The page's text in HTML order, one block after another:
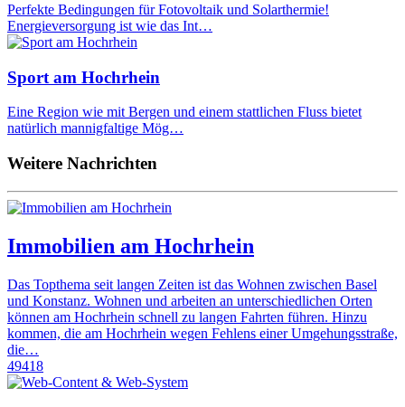
Perfekte Bedingungen für Fotovoltaik und Solarthermie!
Energieversorgung ist wie das Int…
Sport am Hochrhein
Eine Region wie mit Bergen und einem stattlichen Fluss bietet
natürlich mannigfaltige Mög…
Weitere Nachrichten
Immobilien am Hochrhein
Das Topthema seit langen Zeiten ist das Wohnen zwischen Basel
und Konstanz. Wohnen und arbeiten an unterschiedlichen Orten
können am Hochrhein schnell zu langen Fahrten führen. Hinzu
kommen, die am Hochrhein wegen Fehlens einer Umgehungsstraße,
die…
49418